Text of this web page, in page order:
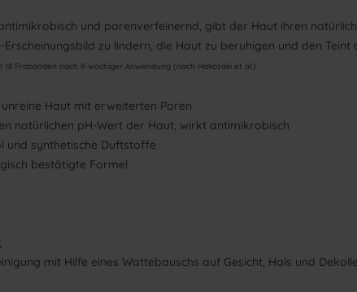
und porenverfeinernd, gibt der Haut ihren
Erscheinungsbild zu lindern, die Haut zu beruhigen und den Teint
18 Probanden nach 8-wöchiger Anwendung (nach Hakozaki et al.)
Haut mit erweiterten Poren
natürlichen pH-Wert der Haut, wirkt antimikrobisch
und synthetische Duftstoffe
bestätigte Formel
mit Hilfe eines Wattebauschs auf Gesicht, Hals und